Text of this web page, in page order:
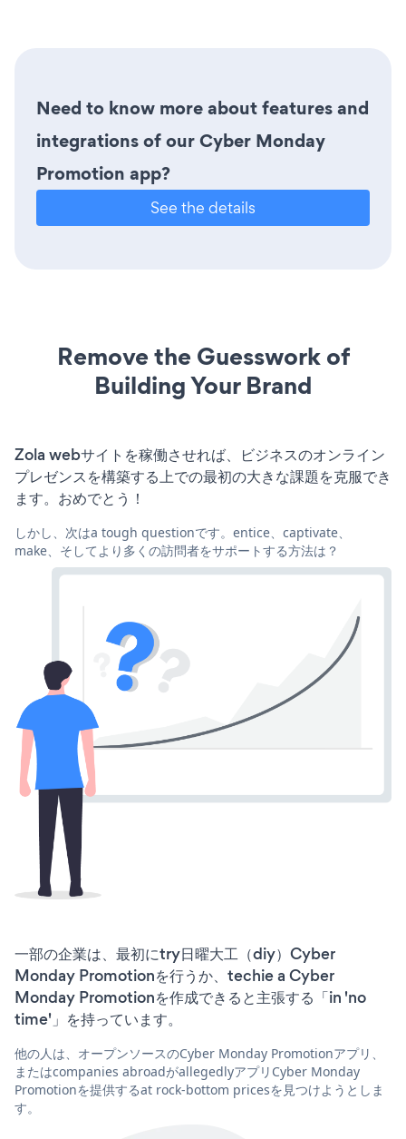
Need to know more about features and
integrations of our Cyber Monday
Promotion app?
See the details
Remove the Guesswork of
Building Your Brand
Zola webサイトを稼働させれば、ビジネスのオンライン
プレゼンスを構築する上での最初の大きな課題を克服でき
ます。おめでとう！
しかし、次はa tough questionです。entice、captivate、
make、そしてより多くの訪問者をサポートする方法は？
一部の企業は、最初にtry日曜大工（diy）Cyber
Monday Promotionを行うか、techie a Cyber
Monday Promotionを作成できると主張する「in 'no
time'」を持っています。
他の人は、オープンソースのCyber Monday Promotionアプリ、
またはcompanies abroadがallegedlyアプリCyber Monday
Promotionを提供するat rock-bottom pricesを見つけようとしま
す。